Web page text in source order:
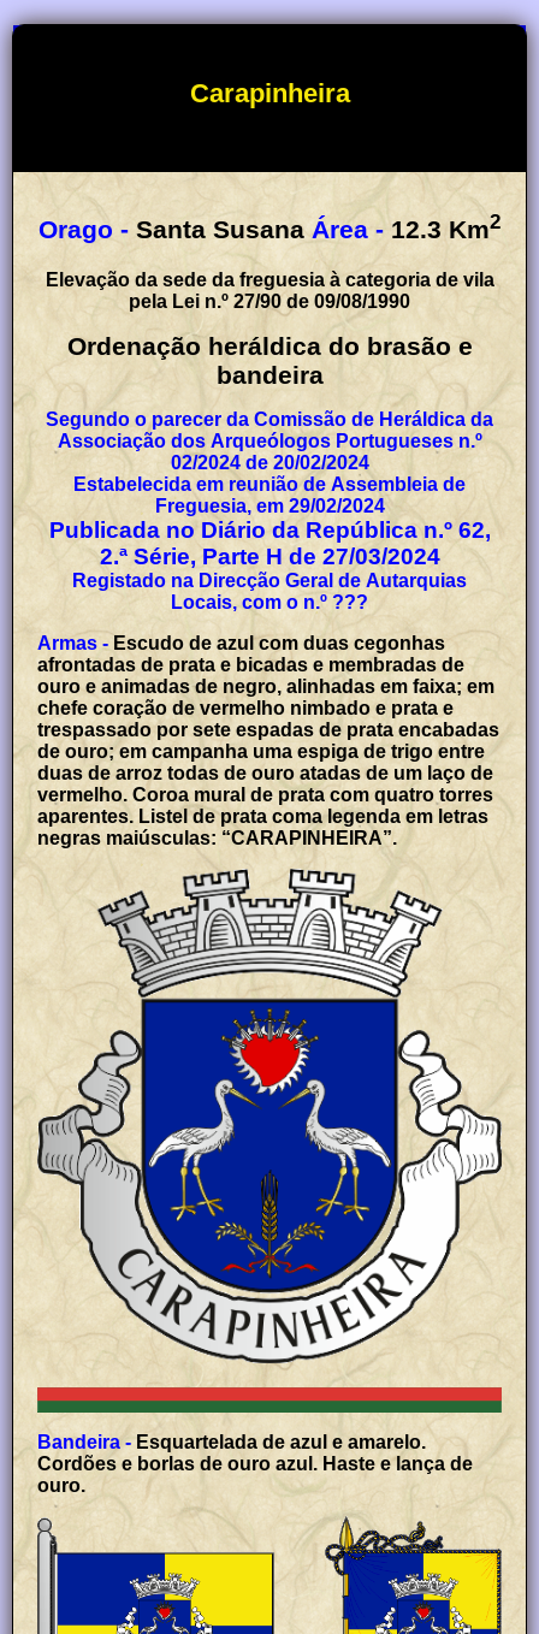
Carapinheira
Orago - Santa Susana Área - 12.3 Km2
Elevação da sede da freguesia à categoria de vila
pela Lei n.º 27/90 de 09/08/1990
Ordenação heráldica do brasão e
bandeira
Segundo o parecer da Comissão de Heráldica da
Associação dos Arqueólogos Portugueses n.º
02/2024 de 20/02/2024
Estabelecida em reunião de Assembleia de
Freguesia, em 29/02/2024
Publicada no Diário da República n.º 62,
2.ª Série, Parte H de 27/03/2024
Registado na Direcção Geral de Autarquias
Locais, com o n.º ???
Armas - Escudo de azul com duas cegonhas
afrontadas de prata e bicadas e membradas de
ouro e animadas de negro, alinhadas em faixa; em
chefe coração de vermelho nimbado e prata e
trespassado por sete espadas de prata encabadas
de ouro; em campanha uma espiga de trigo entre
duas de arroz todas de ouro atadas de um laço de
vermelho. Coroa mural de prata com quatro torres
aparentes. Listel de prata coma legenda em letras
negras maiúsculas: “CARAPINHEIRA”.
Bandeira - Esquartelada de azul e amarelo.
Cordões e borlas de ouro azul. Haste e lança de
ouro.